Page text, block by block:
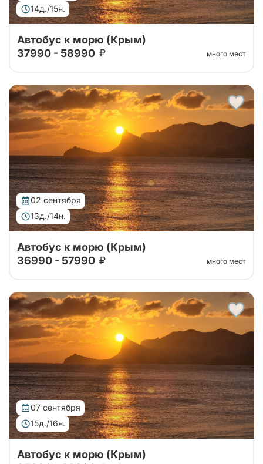
14д./15н.
Тур организован совместно с принимающей
стороной. Едем в Крым на двухэтажном автобусе
без экскурсионной программы!
Автобус к морю (Крым)
37990 - 58990
много мест
02 сентября
13д./14н.
Тур организован совместно с принимающей
стороной. Едем в Крым на двухэтажном автобусе
без экскурсионной программы!
Автобус к морю (Крым)
36990 - 57990
много мест
07 сентября
15д./16н.
Автобус к морю (Крым)